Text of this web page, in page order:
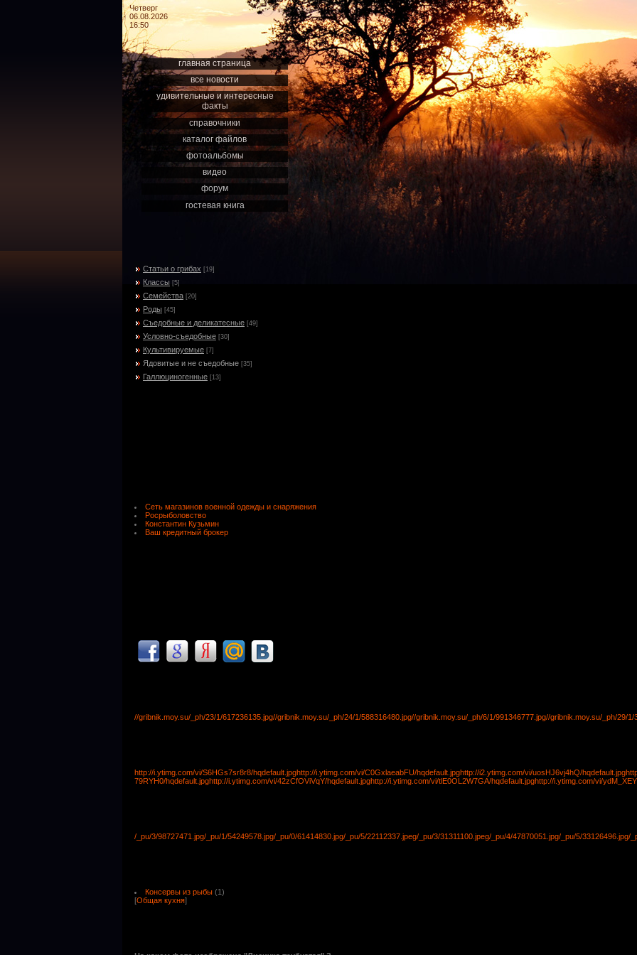
Четверг
06.08.2026
16:50
главная страница
все новости
удивительные и интересные
факты
справочники
каталог файлов
фотоальбомы
видео
форум
гостевая книга
Статьи о грибах [19]
Классы [5]
Семейства [20]
Роды [45]
Съедобные и деликатесные [49]
Условно-съедобные [30]
Культивируемые [7]
Ядовитые и не съедобные [35]
Галлюциногенные [13]
Сеть магазинов военной одежды и снаряжения
Росрыболовство
Константин Кузьмин
Ваш кредитный брокер
//gribnik.moy.su/_ph/23/1/617236135.jpg//gribnik.moy.su/_ph/24/1/588316480.jpg//gribnik.moy.su/_ph/6/1/991346777.jpg//gribnik.moy.su/_ph/29/1/
http://i.ytimg.com/vi/S6HGs7sr8r8/hqdefault.jpghttp://i.ytimg.com/vi/C0GxlaeabFU/hqdefault.jpghttp://i2.ytimg.com/vi/uosHJ6vj4hQ/hqdefault.jpg
79RYH0/hqdefault.jpghttp://i.ytimg.com/vi/42zCfOViVqY/hqdefault.jpghttp://i.ytimg.com/vi/tlE0OL2W7GA/hqdefault.jpghttp://i.ytimg.com/vi/
/_pu/3/98727471.jpg/_pu/1/54249578.jpg/_pu/0/61414830.jpg/_pu/5/22112337.jpeg/_pu/3/31311100.jpeg/_pu/4/47870051.jpg/_pu/5/33126496.jpg/
Консервы из рыбы (1)
[Общая кухня]